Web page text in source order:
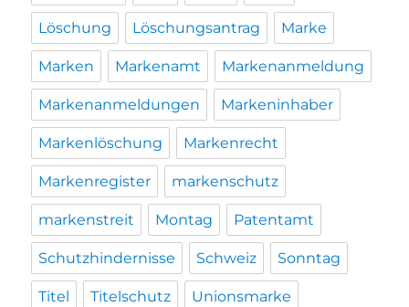
Löschung Löschungsantrag Marke
Marken Markenamt Markenanmeldung
Markenanmeldungen Markeninhaber
Markenlöschung Markenrecht
Markenregister markenschutz
markenstreit Montag Patentamt
Schutzhindernisse Schweiz Sonntag
Titel Titelschutz Unionsmarke